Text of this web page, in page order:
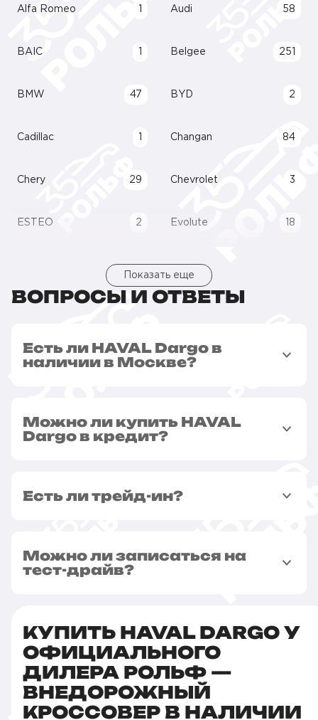
Alfa Romeo Audi 58
BAIC Belgee 251
BMW 47 BYD 2
Cadillac Changan 84
Chery 29 Chevrolet 3
ESTEO 2 Evolute 18
Показать еще
ВОПРОСЫ И ОТВЕТЫ
Есть ли HAVAL Dargo в
наличии в Москве?
Можно ли купить HAVAL
Dargo в кредит?
Есть ли трейд-ин?
Можно ли записаться на
тест-драйв?
КУПИТЬ HAVAL DARGO У
ОФИЦИАЛЬНОГО
ДИЛЕРА РОЛЬФ —
ВНЕДОРОЖНЫЙ
КРОССОВЕР В НАЛИЧИИ